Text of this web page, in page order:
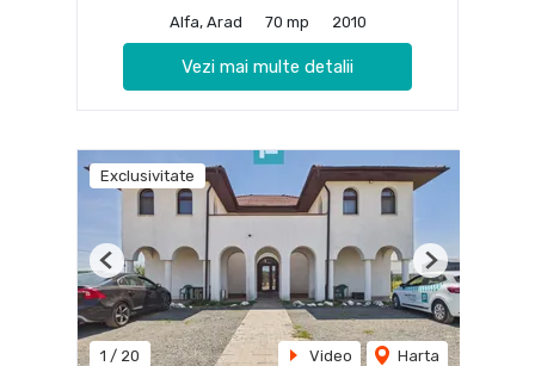
Alfa, Arad
70 mp 2010
Vezi mai multe detalii
Exclusivitate
1 / 20 Video Harta
Previous Next